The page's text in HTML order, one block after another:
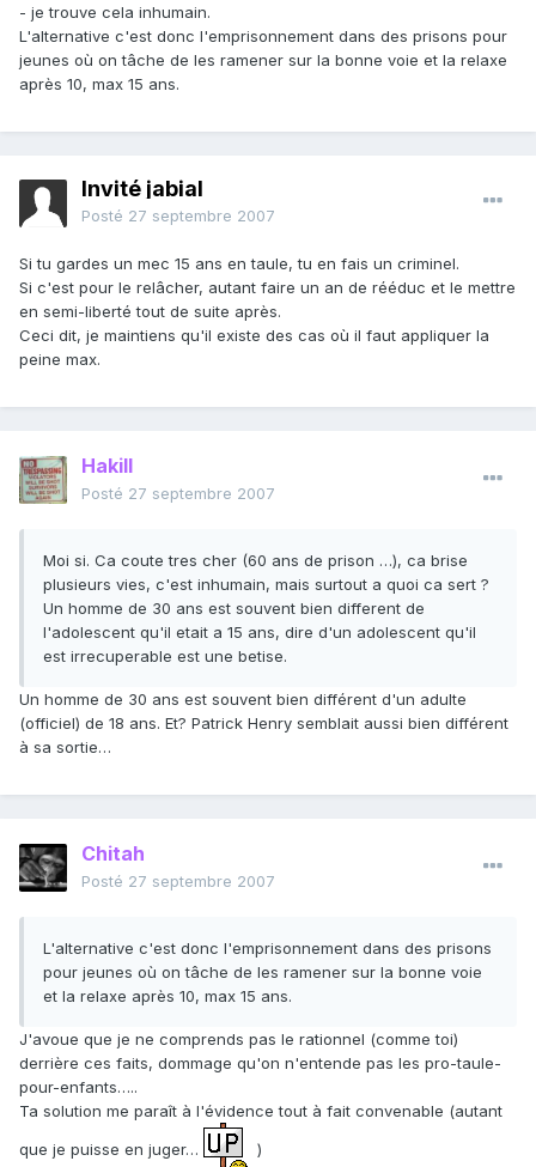
- je trouve cela inhumain.
L'alternative c'est donc l'emprisonnement dans des prisons pour
jeunes où on tâche de les ramener sur la bonne voie et la relaxe
après 10, max 15 ans.
Invité jabial
Posté 27 septembre 2007
Si tu gardes un mec 15 ans en taule, tu en fais un criminel.
Si c'est pour le relâcher, autant faire un an de rééduc et le mettre
en semi-liberté tout de suite après.
Ceci dit, je maintiens qu'il existe des cas où il faut appliquer la
peine max.
Hakill
Posté 27 septembre 2007
Moi si. Ca coute tres cher (60 ans de prison …), ca brise
plusieurs vies, c'est inhumain, mais surtout a quoi ca sert ?
Un homme de 30 ans est souvent bien different de
l'adolescent qu'il etait a 15 ans, dire d'un adolescent qu'il
est irrecuperable est une betise.
Un homme de 30 ans est souvent bien différent d'un adulte
(officiel) de 18 ans. Et? Patrick Henry semblait aussi bien différent
à sa sortie…
Chitah
Posté 27 septembre 2007
L'alternative c'est donc l'emprisonnement dans des prisons
pour jeunes où on tâche de les ramener sur la bonne voie
et la relaxe après 10, max 15 ans.
J'avoue que je ne comprends pas le rationnel (comme toi)
derrière ces faits, dommage qu'on n'entende pas les pro-taule-
pour-enfants…..
Ta solution me paraît à l'évidence tout à fait convenable (autant
que je puisse en juger…
)